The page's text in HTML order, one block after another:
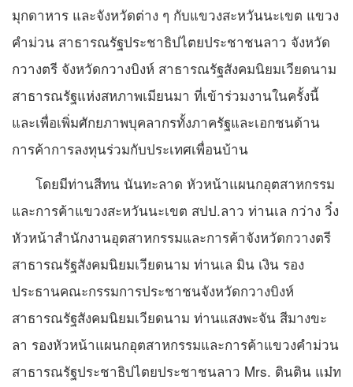
มุกดาหาร และจังหวัดต่าง ๆ กับแขวงสะหวันนะเขต แขวง
คำม่วน สาธารณรัฐประชาธิปไตยประชาชนลาว จังหวัด
กวางตรี จังหวัดกวางบิงห์ สาธารณรัฐสังคมนิยมเวียดนาม
สาธารณรัฐแห่งสหภาพเมียนมา ที่เข้าร่วมงานในครั้งนี้
และเพื่อเพิ่มศักยภาพบุคลากรทั้งภาครัฐและเอกชนด้าน
การค้าการลงทุนร่วมกับประเทศเพื่อนบ้าน
โดยมีท่านสีทน นันทะลาด หัวหน้าแผนกอุตสาหกรรม
และการค้าแขวงสะหวันนะเขต สปป.ลาว ท่านเล กว่าง วิ๋ง
หัวหน้าสำนักงานอุตสาหกรรมและการค้าจังหวัดกวางตรี
สาธารณรัฐสังคมนิยมเวียดนาม ท่านเล มิน เงิน รอง
ประธานคณะกรรมการประชาชนจังหวัดกวางบิงห์
สาธารณรัฐสังคมนิยมเวียดนาม ท่านแสงพะจัน สีมางขะ
ลา รองหัวหน้าแผนกอุตสาหกรรมและการค้าแขวงคำม่วน
สาธารณรัฐประชาธิปไตยประชาชนลาว Mrs. ตินติน แม๋ท